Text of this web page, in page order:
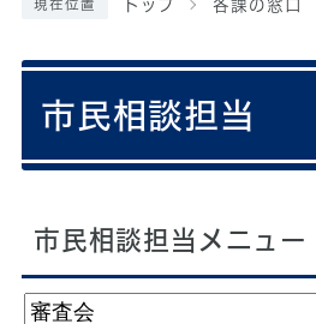
現在位置 トップ 各課の窓口
市民相談担当
市民相談担当メニュー